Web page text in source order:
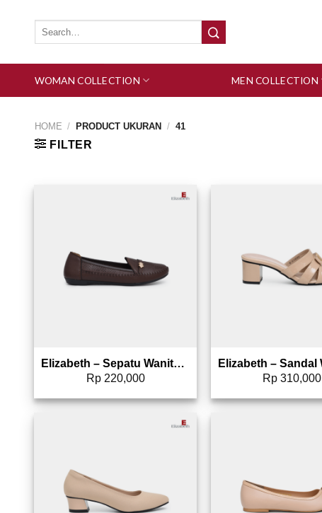
content
WOMAN COLLECTION MEN COLLECTION
HOME / PRODUCT UKURAN / 41
FILTER
Elizabeth – Sepatu Wanita | Flat Laser Cut 0492-0029
Rp220,000
Rp 310,000